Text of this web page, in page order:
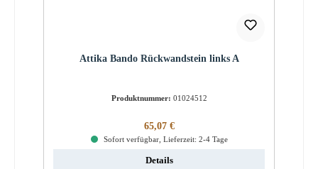
Attika Bando Rückwandstein links A
Produktnummer: 01024512
Regulärer Preis:
65,07 €
Sofort verfügbar, Lieferzeit: 2-4 Tage
Details